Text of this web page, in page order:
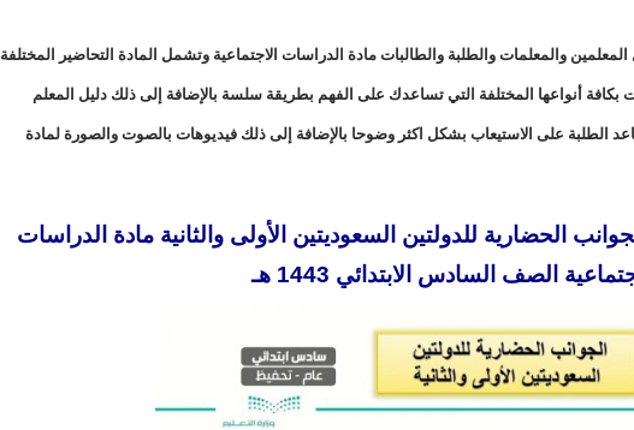
والمعلمات والطلبة والطالبات مادة الدراسات الاجتماعية وتشمل المادة التحاضير المختلفة
بكافة أنواعها المختلفة التي تساعدك على الفهم بطريقة سلسة بالإضافة إلى ذلك دليل المعلم
الطلبة على الاستيعاب بشكل اكثر وضوحا بالإضافة إلى ذلك فيديوهات بالصوت والصورة لمادة
الحضارية للدولتين السعوديتين الأولى والثانية مادة الدراسات
الصف السادس الابتدائي 1443 هـ